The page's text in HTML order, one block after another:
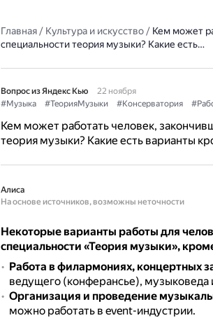
Главная/ Культура и искусство/ Кем может
специальности теория музыки? Какие есть…
Вопрос из Яндекс Кью
22 ноября
#Музыка
#ТеорияМузыки #Консерватория
Кем может работать человек,
теория музыки? Какие есть варианты
Алиса
На основе источников, возможны неточности
Некоторые варианты работы для
специальности «Теория музыки»,
Работа в филармониях, концертных
ведущего (конферансье), музыковеда
Организация и проведение
можно работать в event-индустрии.